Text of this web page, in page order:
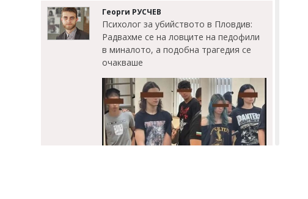
Георги РУСЧЕВ
Психолог за убийството в Пловдив:
Радвахме се на ловците на педофили
в миналото, а подобна трагедия се
очакваше